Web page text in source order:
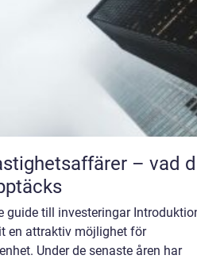
– vad
guide till investeringar
en attraktiv möjlighet för
Under de senaste åren har